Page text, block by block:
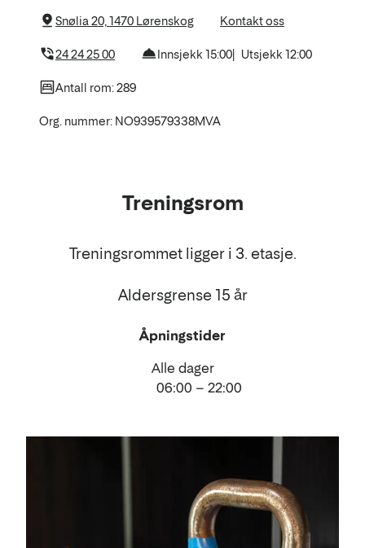
hotellet
Snølia 20, 1470 Lørenskog Kontakt oss
24 24 25 00 Innsjekk 15:00 Utsjekk 12:00
Antall rom: 289
Org. nummer: NO939579338MVA
Treningsrom
Treningsrommet ligger i 3. etasje.
Aldersgrense 15 år
Åpningstider
Alle dager
06:00 – 22:00